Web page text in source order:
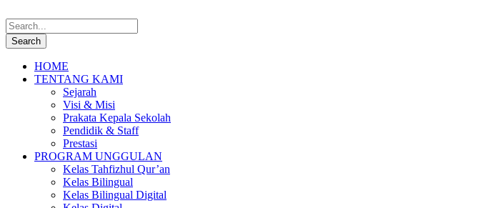
HOME
TENTANG KAMI
Sejarah
Visi & Misi
Prakata Kepala Sekolah
Pendidik & Staff
Prestasi
PROGRAM UNGGULAN
Kelas Tahfizhul Qur’an
Kelas Bilingual
Kelas Bilingual Digital